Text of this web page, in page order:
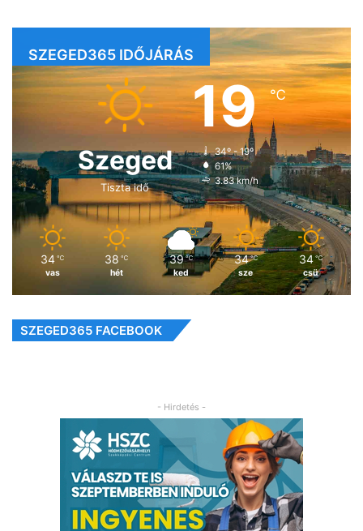
SZEGED365 IDŐJÁRÁS
Szeged
Tiszta idő
19℃
34º - 19º
61%
3.83 km/h
34 ℃
vas
38 ℃
hét
39 ℃
ked
34 ℃
sze
34 ℃
csü
SZEGED365 FACEBOOK
- Hirdetés -